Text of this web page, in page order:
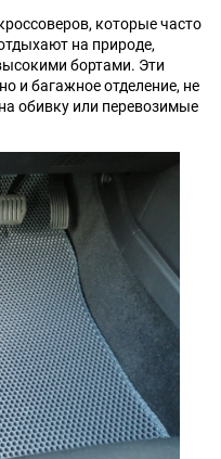
которые часто
на природе,
бортами. Эти
и багажное отделение, не
обивку или перевозимые